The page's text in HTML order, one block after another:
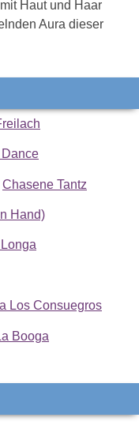
Haut und Haar
Aura dieser
Chasene Tantz
Hand)
Los Consuegros
Booga